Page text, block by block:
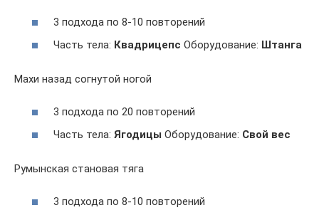
3 подхода по 8-10 повторений
Часть тела: Квадрицепс Оборудование: Штанга
Махи назад согнутой ногой
3 подхода по 20 повторений
Часть тела: Ягодицы Оборудование: Свой вес
Румынская становая тяга
3 подхода по 8-10 повторений